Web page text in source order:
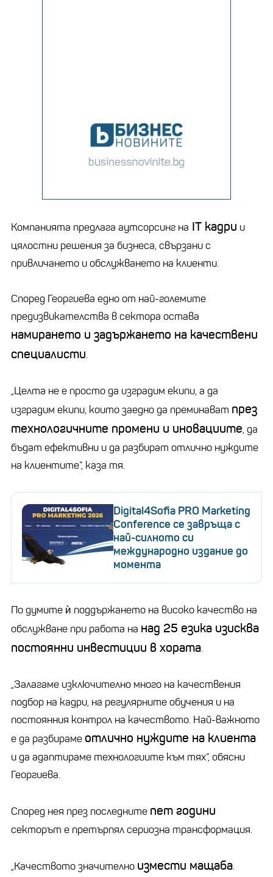
Компанията предлага аутсорсинг на IT кадри и
цялостни решения за бизнеса, свързани с
привличането и обслужването на клиенти.
Според Георгиева едно от най-големите
предизвикателства в сектора остава
намирането и задържането на качествени
специалисти.
„Целта не е просто да изградим екипи, а да
изградим екипи, които заедно да преминават през
технологичните промени и иновациите, да
бъдат ефективни и да разбират отлично нуждите
на клиентите“, каза тя.
Digital4Sofia PRO Marketing
Conference се завръща с
най-силното си
международно издание до
момента
По думите ѝ поддържането на високо качество на
обслужване при работа на над 25 езика изисква
постоянни инвестиции в хората.
„Залагаме изключително много на качествения
подбор на кадри, на регулярните обучения и на
постоянния контрол на качеството. Най-важното
е да разбираме отлично нуждите на клиента
и да адаптираме технологиите към тях“, обясни
Георгиева.
Според нея през последните пет години
секторът е претърпял сериозна трансформация.
„Качеството значително измести мащаба.